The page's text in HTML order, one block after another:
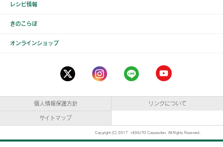
レシピ情報
きのこらぼ
オンラインショップ
個人情報保護方針 リンクについて
サイトマップ
Copyright (C) 2017 HOKUTO Corporation. All Rights Reserved.